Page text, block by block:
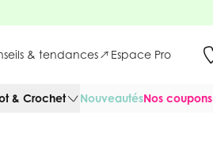
& tendances Espace Pro
& Crochet NouveautésNos coupons